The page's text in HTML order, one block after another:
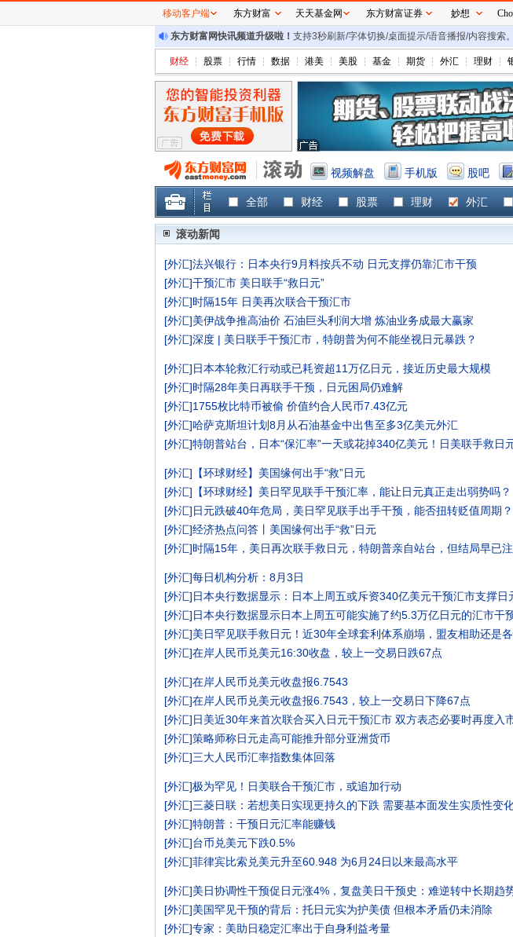
东方财富网快讯频道升级啦！ 支持3秒刷新/字体切换/桌面提示/语音播报/内容搜索
财经 股票 行情 数据 港美 美股 基金 期货 外汇 理财
视频解盘 手机版 股吧
全部 财经 股票 理财 外汇
滚动新闻
[外汇]法兴银行：日本央行9月料按兵不动 日元支撑仍靠汇市干预
[外汇]干预汇市 美日联手“救日元”
[外汇]时隔15年 日美再次联合干预汇市
[外汇]美伊战争推高油价 石油巨头利润大增 炼油业务成最大赢家
[外汇]深度 | 美日联手干预汇市，特朗普为何不能坐视日元暴跌？
[外汇]日本本轮救汇行动或已耗资超11万亿日元，接近历史最大规模
[外汇]时隔28年美日再联手干预，日元困局仍难解
[外汇]1755枚比特币被偷 价值约合人民币7.43亿元
[外汇]哈萨克斯坦计划8月从石油基金中出售至多3亿美元外汇
[外汇]特朗普站台，日本“保汇率”一天或花掉340亿美元！日美联手救
[外汇] 【环球财经】美国缘何出手“救”日元
[外汇] 【环球财经】美日罕见联手干预汇率，能让日元真正走出弱势吗？
[外汇]日元跌破40年危局，美日罕见联手出手干预，能否扭转贬值周期？
[外汇]经济热点问答丨美国缘何出手“救”日元
[外汇]时隔15年，美日再次联手救日元，特朗普亲自站台，但结局早已
[外汇]每日机构分析：8月3日
[外汇]日本央行数据显示：日本上周五或斥资340亿美元干预汇市支撑日
[外汇]日本央行数据显示日本上周五可能实施了约5.3万亿日元的汇市干
[外汇]美日罕见联手救日元！近30年全球套利体系崩塌，盟友相助还是
[外汇]在岸人民币兑美元16:30收盘，较上一交易日跌67点
[外汇]在岸人民币兑美元收盘报6.7543
[外汇]在岸人民币兑美元收盘报6.7543，较上一交易日下降67点
[外汇]日美近30年来首次联合买入日元干预汇市 双方表态必要时再度入
[外汇]策略师称日元走高可能推升部分亚洲货币
[外汇]三大人民币汇率指数集体回落
[外汇]极为罕见！日美联合干预汇市，或追加行动
[外汇]三菱日联：若想美日实现更持久的下跌 需要基本面发生实质性变
[外汇]特朗普：干预日元汇率能赚钱
[外汇]台币兑美元下跌0.5%
[外汇]菲律宾比索兑美元升至60.948 为6月24日以来最高水平
[外汇]美日协调性干预促日元涨4%，复盘美日干预史：难逆转中长期趋
[外汇]美国罕见干预的背后：托日元实为护美债 但根本矛盾仍未消除
[外汇]专家：美助日稳定汇率出于自身利益考量
移动客户端 东方财富 天天基金网 东方财富证券 妙想